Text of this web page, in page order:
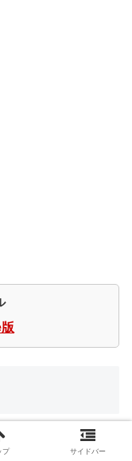
期。しのぶの命が
生えた感情につい
プ サイドバー